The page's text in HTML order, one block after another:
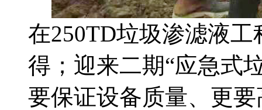
在250TD垃圾渗滤液
得；迎来二期“应急式
要保证设备质量、更